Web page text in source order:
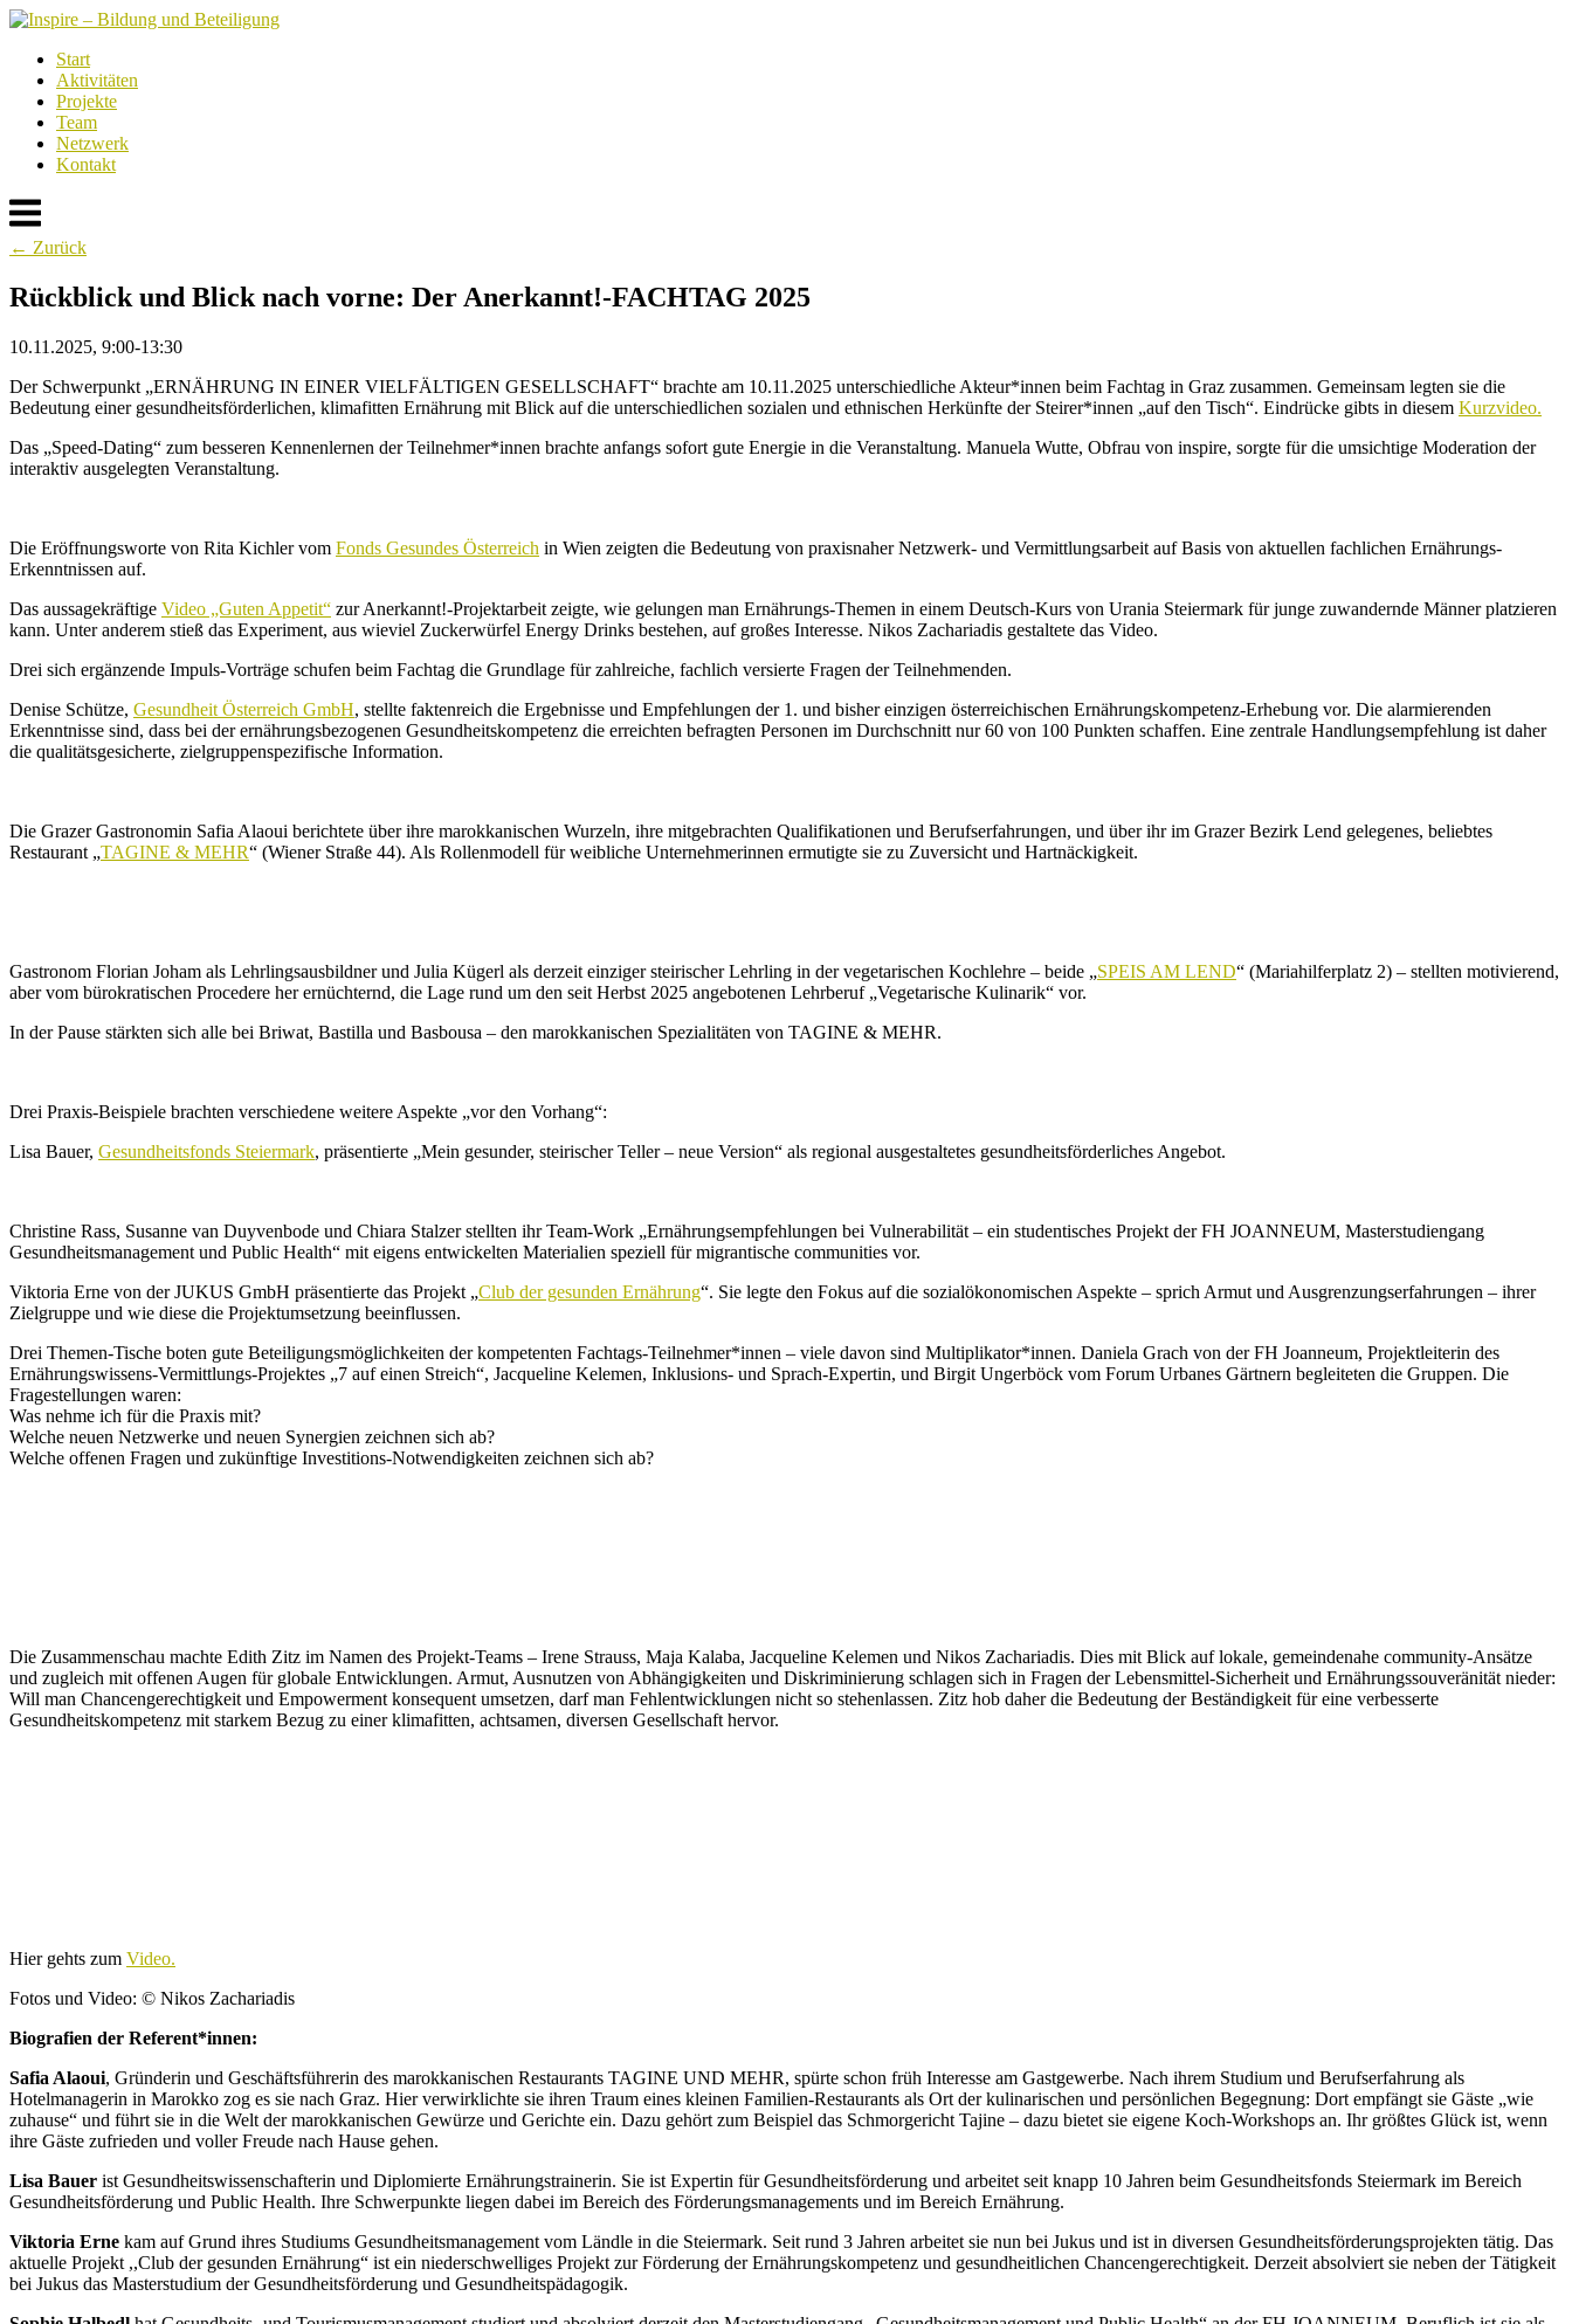
Skip
contentStart
Aktivitäten
Projekte
Team
Netzwerk
Kontakt
Menu
← Zurück
Rückblick und Blick nach vorne: Der Anerkannt!-FACHTAG 2025
10.11.2025, 9:00-13:30
Der Schwerpunkt „ERNÄHRUNG IN EINER VIELFÄLTIGEN GESELLSCHAFT“ brachte am 10.11.2025 unterschiedliche Akteur*innen beim Fachtag in Graz zusammen. Gemeinsam legten sie die
Bedeutung einer gesundheitsförderlichen, klimafitten Ernährung mit Blick auf die unterschiedlichen sozialen und ethnischen Herkünfte der Steirer*innen „auf den Tisch“. Eindrücke gibts in diesem Kurzvideo.
Das „Speed-Dating“ zum besseren Kennenlernen der Teilnehmer*innen brachte anfangs sofort gute Energie in die Veranstaltung. Manuela Wutte, Obfrau von inspire, sorgte für die umsichtige Moderation der
interaktiv ausgelegten Veranstaltung.
Die Eröffnungsworte von Rita Kichler vom Fonds Gesundes Österreich in Wien zeigten die Bedeutung von praxisnaher Netzwerk- und Vermittlungsarbeit auf Basis von aktuellen fachlichen Ernährungs-
Erkenntnissen auf.
Das aussagekräftige Video „Guten Appetit“ zur Anerkannt!-Projektarbeit zeigte, wie gelungen man Ernährungs-Themen in einem Deutsch-Kurs von Urania Steiermark für junge zuwandernde Männer platzieren
kann. Unter anderem stieß das Experiment, aus wieviel Zuckerwürfel Energy Drinks bestehen, auf großes Interesse. Nikos Zachariadis gestaltete das Video.
Drei sich ergänzende Impuls-Vorträge schufen beim Fachtag die Grundlage für zahlreiche, fachlich versierte Fragen der Teilnehmenden.
Denise Schütze, Gesundheit Österreich GmbH, stellte faktenreich die Ergebnisse und Empfehlungen der 1. und bisher einzigen österreichischen Ernährungskompetenz-Erhebung vor. Die alarmierenden
Erkenntnisse sind, dass bei der ernährungsbezogenen Gesundheitskompetenz die erreichten befragten Personen im Durchschnitt nur 60 von 100 Punkten schaffen. Eine zentrale Handlungsempfehlung ist daher
die qualitätsgesicherte, zielgruppenspezifische Information.
Die Grazer Gastronomin Safia Alaoui berichtete über ihre marokkanischen Wurzeln, ihre mitgebrachten Qualifikationen und Berufserfahrungen, und über ihr im Grazer Bezirk Lend gelegenes, beliebtes
Restaurant „TAGINE & MEHR“ (Wiener Straße 44). Als Rollenmodell für weibliche Unternehmerinnen ermutigte sie zu Zuversicht und Hartnäckigkeit.
Gastronom Florian Joham als Lehrlingsausbildner und Julia Kügerl als derzeit einziger steirischer Lehrling in der vegetarischen Kochlehre – beide „SPEIS AM LEND“ (Mariahilferplatz 2) – stellten motivierend,
aber vom bürokratischen Procedere her ernüchternd, die Lage rund um den seit Herbst 2025 angebotenen Lehrberuf „Vegetarische Kulinarik“ vor.
In der Pause stärkten sich alle bei Briwat, Bastilla und Basbousa – den marokkanischen Spezialitäten von TAGINE & MEHR.
Drei Praxis-Beispiele brachten verschiedene weitere Aspekte „vor den Vorhang“:
Lisa Bauer, Gesundheitsfonds Steiermark, präsentierte „Mein gesunder, steirischer Teller – neue Version“ als regional ausgestaltetes gesundheitsförderliches Angebot.
Christine Rass, Susanne van Duyvenbode und Chiara Stalzer stellten ihr Team-Work „Ernährungsempfehlungen bei Vulnerabilität – ein studentisches Projekt der FH JOANNEUM, Masterstudiengang
Gesundheitsmanagement und Public Health“ mit eigens entwickelten Materialien speziell für migrantische communities vor.
Viktoria Erne von der JUKUS GmbH präsentierte das Projekt „Club der gesunden Ernährung“. Sie legte den Fokus auf die sozialökonomischen Aspekte – sprich Armut und Ausgrenzungserfahrungen – ihrer
Zielgruppe und wie diese die Projektumsetzung beeinflussen.
Drei Themen-Tische boten gute Beteiligungsmöglichkeiten der kompetenten Fachtags-Teilnehmer*innen – viele davon sind Multiplikator*innen. Daniela Grach von der FH Joanneum, Projektleiterin des
Ernährungswissens-Vermittlungs-Projektes „7 auf einen Streich“, Jacqueline Kelemen, Inklusions- und Sprach-Expertin, und Birgit Ungerböck vom Forum Urbanes Gärtnern begleiteten die Gruppen. Die
Fragestellungen waren:
Was nehme ich für die Praxis mit?
Welche neuen Netzwerke und neuen Synergien zeichnen sich ab?
Welche offenen Fragen und zukünftige Investitions-Notwendigkeiten zeichnen sich ab?
Die Zusammenschau machte Edith Zitz im Namen des Projekt-Teams – Irene Strauss, Maja Kalaba, Jacqueline Kelemen und Nikos Zachariadis. Dies mit Blick auf lokale, gemeindenahe community-Ansätze
und zugleich mit offenen Augen für globale Entwicklungen. Armut, Ausnutzen von Abhängigkeiten und Diskriminierung schlagen sich in Fragen der Lebensmittel-Sicherheit und Ernährungssouveränität nieder:
Will man Chancengerechtigkeit und Empowerment konsequent umsetzen, darf man Fehlentwicklungen nicht so stehenlassen. Zitz hob daher die Bedeutung der Beständigkeit für eine verbesserte
Gesundheitskompetenz mit starkem Bezug zu einer klimafitten, achtsamen, diversen Gesellschaft hervor.
Hier gehts zum Video.
Fotos und Video: © Nikos Zachariadis
Biografien der Referent*innen:
Safia Alaoui, Gründerin und Geschäftsführerin des marokkanischen Restaurants TAGINE UND MEHR, spürte schon früh Interesse am Gastgewerbe. Nach ihrem Studium und Berufserfahrung als
Hotelmanagerin in Marokko zog es sie nach Graz. Hier verwirklichte sie ihren Traum eines kleinen Familien-Restaurants als Ort der kulinarischen und persönlichen Begegnung: Dort empfängt sie Gäste „wie
zuhause“ und führt sie in die Welt der marokkanischen Gewürze und Gerichte ein. Dazu gehört zum Beispiel das Schmorgericht Tajine – dazu bietet sie eigene Koch-Workshops an. Ihr größtes Glück ist, wenn
ihre Gäste zufrieden und voller Freude nach Hause gehen.
Lisa Bauer ist Gesundheitswissenschafterin und Diplomierte Ernährungstrainerin. Sie ist Expertin für Gesundheitsförderung und arbeitet seit knapp 10 Jahren beim Gesundheitsfonds Steiermark im Bereich
Gesundheitsförderung und Public Health. Ihre Schwerpunkte liegen dabei im Bereich des Förderungsmanagements und im Bereich Ernährung.
Viktoria Erne kam auf Grund ihres Studiums Gesundheitsmanagement vom Ländle in die Steiermark. Seit rund 3 Jahren arbeitet sie nun bei Jukus und ist in diversen Gesundheitsförderungsprojekten tätig. Das
aktuelle Projekt ,,Club der gesunden Ernährung“ ist ein niederschwelliges Projekt zur Förderung der Ernährungskompetenz und gesundheitlichen Chancengerechtigkeit. Derzeit absolviert sie neben der Tätigkeit
bei Jukus das Masterstudium der Gesundheitsförderung und Gesundheitspädagogik.